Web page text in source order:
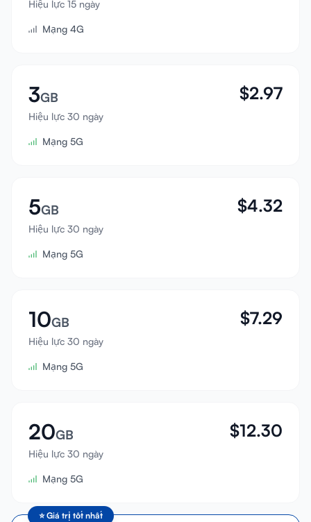
Đăng nhập
Hiệu lực 15 ngày
Mạng 4G
3GB
Hiệu lực 30 ngày
$2.97
Mạng 5G
5GB
Hiệu lực 30 ngày
$4.32
Mạng 5G
10GB
Hiệu lực 30 ngày
$7.29
Mạng 5G
20GB
Hiệu lực 30 ngày
$12.30
Mạng 5G
⭐Giá trị tốt nhất